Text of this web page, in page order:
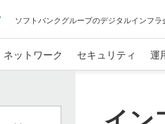
ソフトバンクグループのデジタルインフラ
ネットワーク セキュリティ 運